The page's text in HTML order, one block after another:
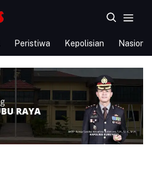
Peristiwa Kepolisian Nasional